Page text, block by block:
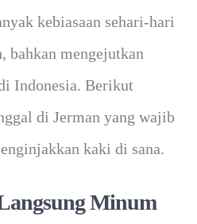
kebiasaan sehari-hari
bahkan mengejutkan
Indonesia. Berikut
di Jerman yang wajib
kaki di sana.
Minum